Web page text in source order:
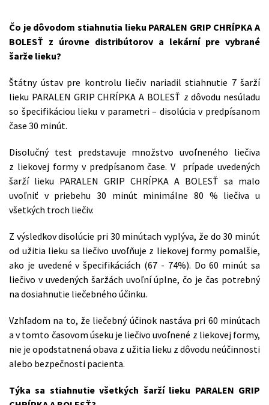
Čo je dôvodom stiahnutia lieku PARALEN GRIP CHRÍPKA A
BOLESŤ z úrovne distribútorov a lekární pre vybrané
šarže lieku?
Štátny ústav pre kontrolu liečiv nariadil stiahnutie 7 šarží
lieku PARALEN GRIP CHRÍPKA A BOLESŤ z dôvodu nesúladu
so špecifikáciou lieku v parametri – disolúcia v predpísanom
čase 30 minút.
Disolučný test predstavuje množstvo uvoľneného liečiva
z liekovej formy v predpísanom čase. V prípade uvedených
šarží lieku PARALEN GRIP CHRÍPKA A BOLESŤ sa malo
uvoľniť v priebehu 30 minút minimálne 80 % liečiva u
všetkých troch liečiv.
Z výsledkov disolúcie pri 30 minútach vyplýva, že do 30 minút
od užitia lieku sa liečivo uvoľňuje z liekovej formy pomalšie,
ako je uvedené v špecifikáciách (67 - 74%). Do 60 minút sa
liečivo v uvedených šaržách uvoľní úplne, čo je čas potrebný
na dosiahnutie liečebného účinku.
Vzhľadom na to, že liečebný účinok nastáva pri 60 minútach
a v tomto časovom úseku je liečivo uvoľnené z liekovej formy,
nie je opodstatnená obava z užitia lieku z dôvodu neúčinnosti
alebo bezpečnosti pacienta.
Týka sa stiahnutie všetkých šarží lieku PARALEN GRIP